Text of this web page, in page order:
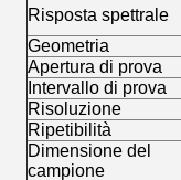
Risposta spettrale
Geometria
Apertura di prova
Intervallo di prova
Risoluzione
Ripetibilità
Dimensione del
campione